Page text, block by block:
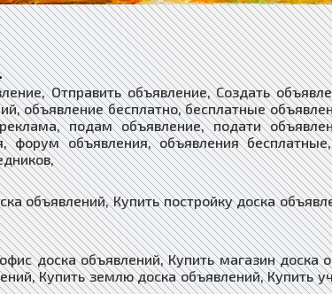
Отправить объявление, Создать
объявление бесплатно, бесплатные
подам объявление, подати
форум объявления, объявления
объявлений, Купить постройку доска
доска объявлений, Купить магазин доска
Купить землю доска объявлений, Купить